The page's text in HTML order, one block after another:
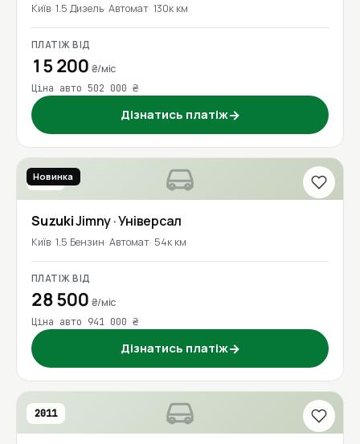
Київ 1.5 Дизель Автомат 130к км
ПЛАТІЖ ВІД
15 200 ₴/міс
Ціна авто 502 000 ₴
Дізнатись платіж→
2019
Новинка
SuzukiJimny· Універсал
Київ 1.5 Бензин Автомат 54к км
ПЛАТІЖ ВІД
28 500 ₴/міс
Ціна авто 941 000 ₴
Дізнатись платіж→
2011